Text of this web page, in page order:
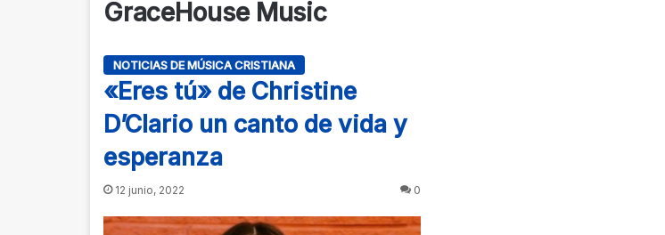
GraceHouse Music
NOTICIAS DE MÚSICA CRISTIANA
«Eres tú» de Christine
D’Clario un canto de vida y
esperanza
12 junio, 2022 0